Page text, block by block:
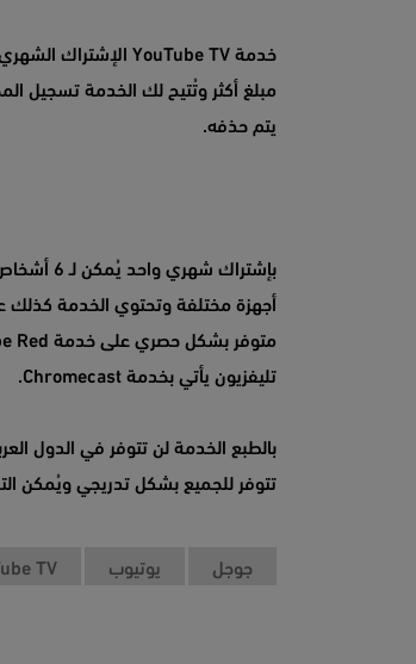
يتم حذفه.
تليفزيون يأتي بخدمة Chromecast.
بالطبع الخدمة لن تتوفر في الدول
تتوفر للجميع بشكل تدريجي ويُمكن
جوجل يوتيوب TV